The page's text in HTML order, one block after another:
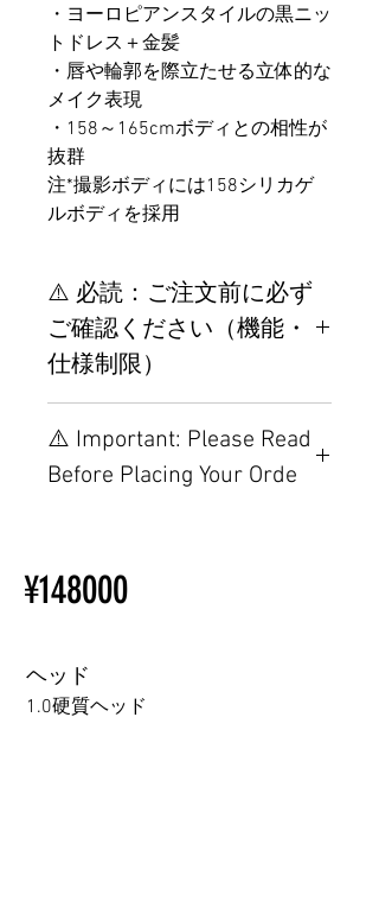
・ヨーロピアンスタイルの黒ニッ
トドレス＋金髪
・唇や輪郭を際立たせる立体的な
メイク表現
・158～165cmボディとの相性が
抜群
注*撮影ボディには158シリカゲ
ルボディを採用
⚠️ 必読：ご注文前に必ず
ご確認ください（機能・
仕様制限）
置制限について
その他の配置はTPEに関連し
ラブドール購入前に知ってお
⚠️ Important: Please Read
Before Placing Your Orde
Ordering
Other configurations are related
following webpage.
Beginner’s Purchase Guide
¥148000
ヘッド
1.0硬質ヘッド